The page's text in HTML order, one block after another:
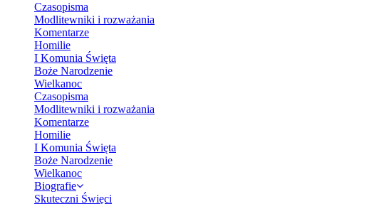
Czasopisma
Modlitewniki i rozważania
Komentarze
Homilie
I Komunia Święta
Boże Narodzenie
Wielkanoc
Czasopisma
Modlitewniki i rozważania
Komentarze
Homilie
I Komunia Święta
Boże Narodzenie
Wielkanoc
Biografie
Skuteczni Święci